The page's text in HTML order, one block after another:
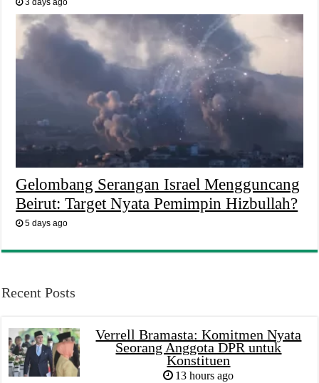
3 days ago
Gelombang Serangan Israel Mengguncang
Beirut: Target Nyata Pemimpin Hizbullah?
5 days ago
Recent Posts
Verrell Bramasta: Komitmen Nyata
Seorang Anggota DPR untuk
Konstituen
13 hours ago